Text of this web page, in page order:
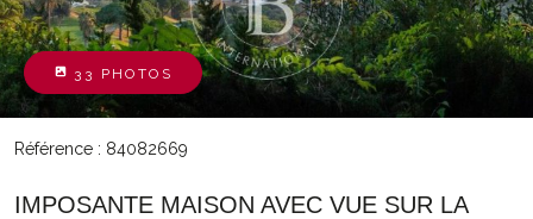
33 PHOTOS
Référence : 84082669
IMPOSANTE MAISON AVEC VUE SUR LA